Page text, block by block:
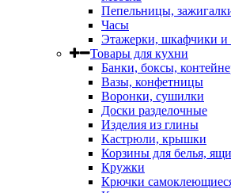
Пепельницы,
Часы
Этажерки, шкафчики и
Товары для кухни
Банки, боксы,
Вазы, конфетницы
Воронки, сушилки
Доски разделочные
Изделия из глины
Кастрюли, крышки
Корзины для белья,
Кружки
Крючки